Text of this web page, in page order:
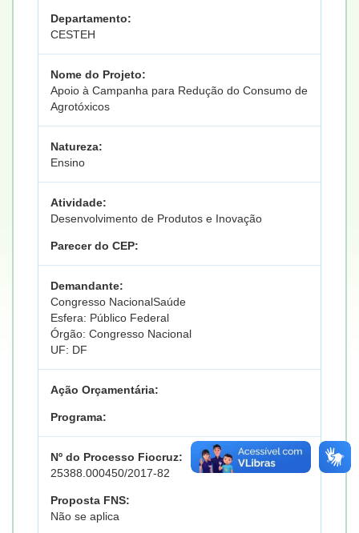
Departamento:
CESTEH
Nome do Projeto:
Apoio à Campanha para Redução do Consumo de
Agrotóxicos
Natureza:
Ensino
Atividade:
Desenvolvimento de Produtos e Inovação
Parecer do CEP:
Demandante:
Congresso NacionalSaúde
Esfera: Público Federal
Órgão: Congresso Nacional
UF: DF
Ação Orçamentária:
Programa:
Nº do Processo Fiocruz:
25388.000450/2017-82
Proposta FNS:
Não se aplica